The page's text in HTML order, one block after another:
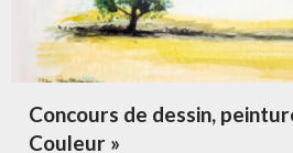
Concours de dessin,
Couleur »